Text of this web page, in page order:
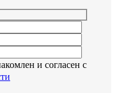
и согласен с